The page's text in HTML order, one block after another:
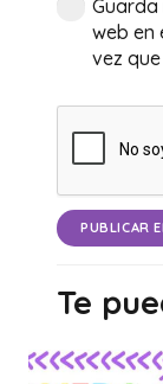
Guarda
web en
vez
PUBLICAR
Te